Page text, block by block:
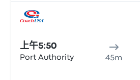
上午5:50
Port Authority 45m